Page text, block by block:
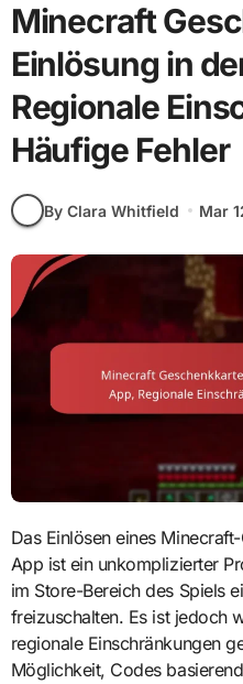
Minecraft
Einlösung in
Regionale
Häufige Fehler
By Clara Whitfield Mar
Das Einlösen eines Minecraft-Geschenkcodes in der mobilen
App ist ein unkomplizierter
im Store-Bereich des Spiels
freizuschalten. Es ist jedoch
regionale Einschränkungen
Möglichkeit, Codes